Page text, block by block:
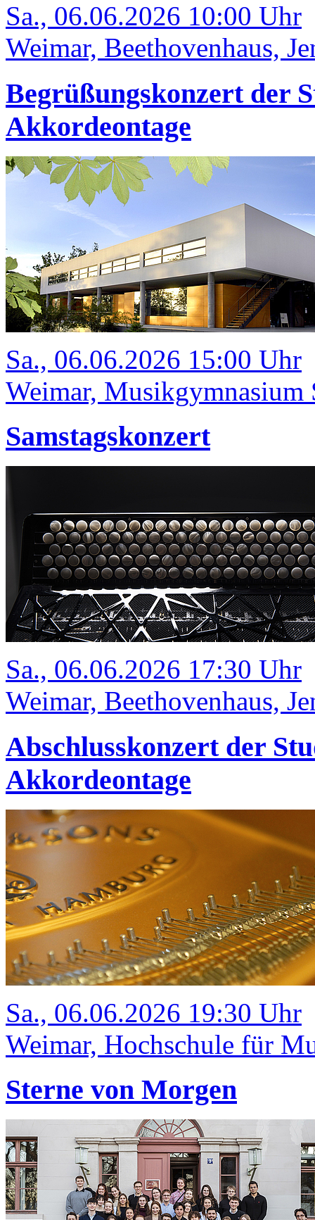
Sa., 06.06.2026 10:00 Uhr
Weimar, Beethovenhaus,
Begrüßungskonzert der
Akkordeontage
Sa., 06.06.2026 15:00 Uhr
Weimar, Musikgymnasium
Samstagskonzert
Sa., 06.06.2026 17:30 Uhr
Weimar, Beethovenhaus,
Abschlusskonzert der
Akkordeontage
Sa., 06.06.2026 19:30 Uhr
Weimar, Hochschule für
Sterne von Morgen